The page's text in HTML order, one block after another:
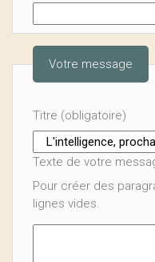
Votre message
Titre (obligatoire)
Texte de votre
Pour créer des
lignes vides.